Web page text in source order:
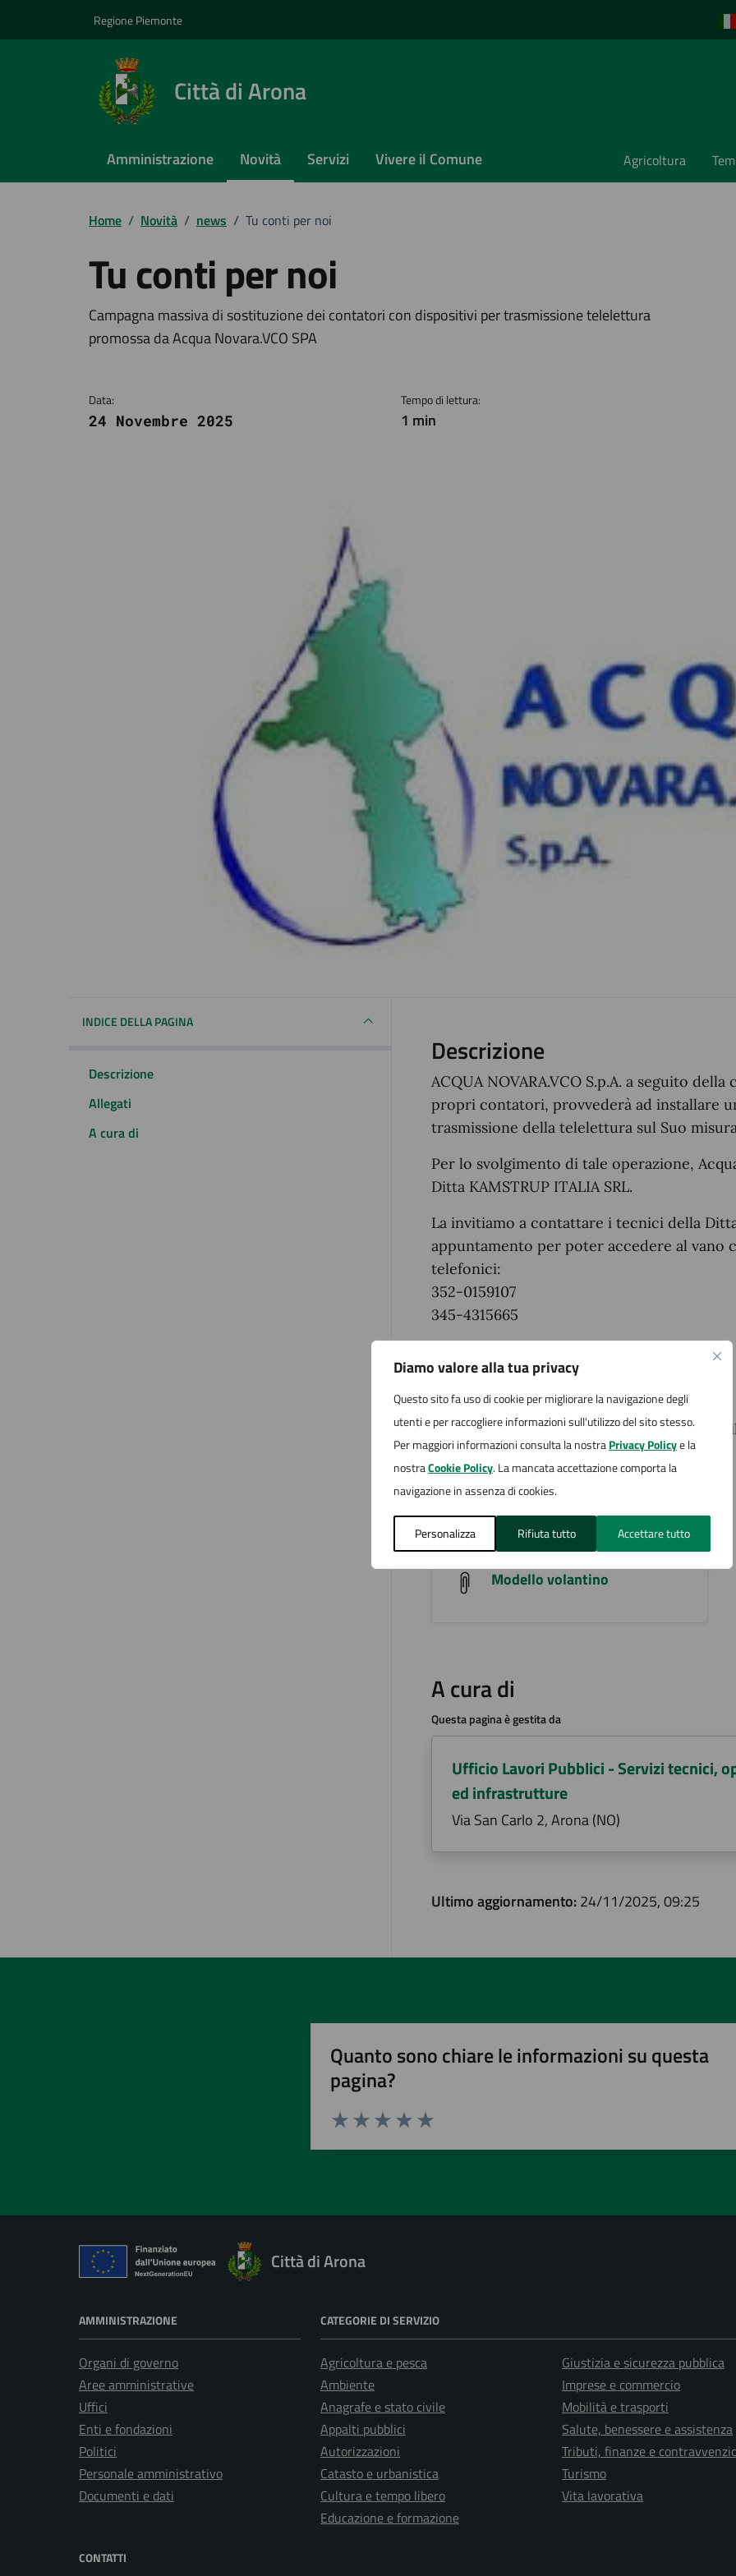
Diamo valore alla tua privacy
Questo sito fa uso di cookie per migliorare la navigazione degli
utenti e per raccogliere informazioni sull'utilizzo del sito stesso.
Per maggiori informazioni consulta la nostraPrivacy Policye la
nostraCookie Policy. La mancata accettazione comporta la
navigazione in assenza di cookies.
Personalizza Rifiuta tutto Accettare tutto
Regione Piemonte
Città di Arona
Amministrazione Novità Servizi Vivere il Comune Agricoltura
Home / Novità / news / Tu conti per noi
Tu conti per noi
Dettagli della notizia
Campagna massiva di sostituzione dei contatori con dispositivi per trasmissione telelettura
promossa da Acqua Novara.VCO SPA
Data:
24 Novembre 2025
Tempo di lettura:
1 min
INDICE DELLA PAGINA
Descrizione
Allegati
A cura di
Descrizione
ACQUA NOVARA.VCO S.p.A. a seguito
propri contatori, provvederà ad installare
trasmissione della telelettura sul Suo
Per lo svolgimento di tale operazione,
Ditta KAMSTRUP ITALIA SRL.
La invitiamo a contattare i tecnici della
appuntamento per poter accedere al vano
telefonici:
352-0159107
345-4315665
Per maggiori informazioni è a disposizione
NOVARA.VCO - 800 194 974
Allegati
Modello volantino
A cura di
Questa pagina è gestita da
Ufficio Lavori Pubblici - Servizi tecnici,
ed infrastrutture
Via San Carlo 2, Arona (NO)
Ultimo aggiornamento:24/11/2025, 09:25
Quanto sono chiare le informazioni su questa
pagina?
Città di Arona
AMMINISTRAZIONE
Organi di governo
Aree amministrative
Uffici
Enti e fondazioni
Politici
Personale amministrativo
Documenti e dati
CATEGORIE DI SERVIZIO
Agricoltura e pesca
Ambiente
Anagrafe e stato civile
Appalti pubblici
Autorizzazioni
Catasto e urbanistica
Cultura e tempo libero
Educazione e formazione
Giustizia e sicurezza pubblica
Imprese e commercio
Mobilità e trasporti
Salute, benessere e assistenza
Tributi, finanze e
Turismo
Vita lavorativa
CONTATTI